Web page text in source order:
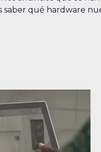
saber qué hardware